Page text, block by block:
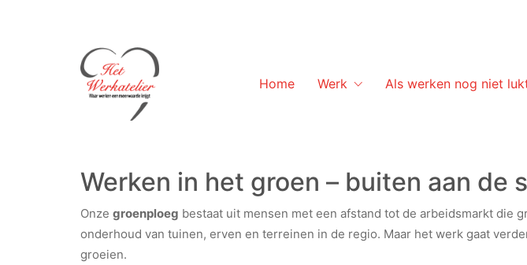
Home Werk Als werken nog niet
Werken in het groen – buiten aan de
Onze groenploeg bestaat uit mensen met een afstand tot de arbeidsmarkt die
onderhoud van tuinen, erven en terreinen in de regio. Maar het werk gaat
groeien.